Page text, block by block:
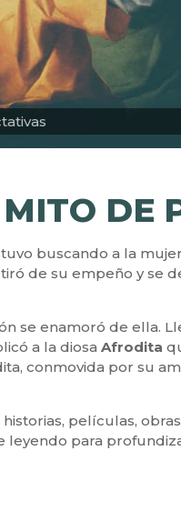
DE
buscando a la
de su empeño y se
se enamoró de ella.
a la diosaAfrodita
conmovida por su
películas,
leyendo para